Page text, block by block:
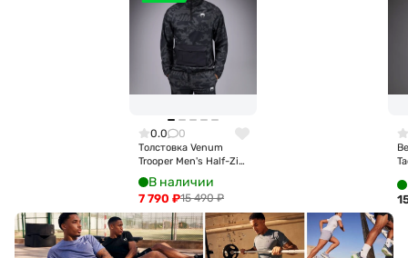
0.0 0
Толстовка Venum
Trooper Men's Half-Zip
Jacket - Black/Dark
Charcoal Ven05355-
577
В наличии
15 490₽
7 790 ₽